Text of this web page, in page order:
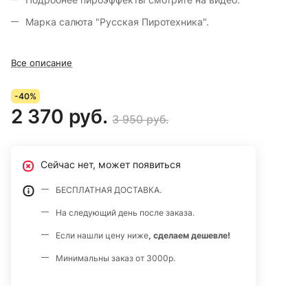
Марка салюта "Русская Пиротехника".
Все описание
-40%
2 370 руб. 3 950 руб.
Сейчас нет, может появиться
БЕСПЛАТНАЯ ДОСТАВКА.
На следующий день после заказа.
Если нашли цену ниже, сделаем дешевле!
Минимальны заказ от 3000р.